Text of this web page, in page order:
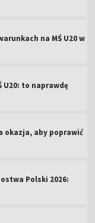
na MŚ U20 w
U20: to naprawdę
okazja, aby poprawić
Polski 2026: